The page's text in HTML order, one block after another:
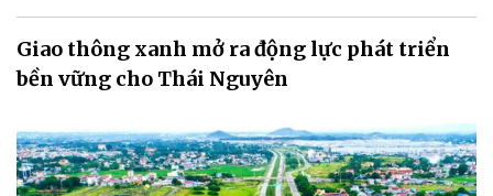
Giao thông xanh mở ra động lực phát triển
bền vững cho Thái Nguyên